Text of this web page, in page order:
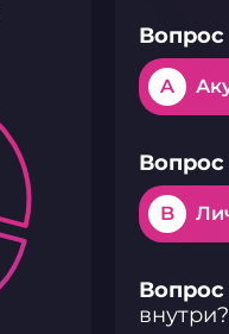
Вопрос
A
Вопрос
B
Вопрос
внутри?